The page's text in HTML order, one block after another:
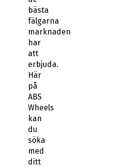
bästa
fälgarna
marknaden
har
att
erbjuda.
Här
på
ABS
Wheels
kan
du
söka
med
ditt